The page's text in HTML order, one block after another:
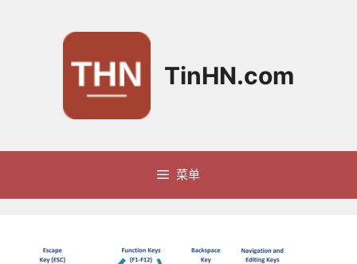
TinHN.com
菜单